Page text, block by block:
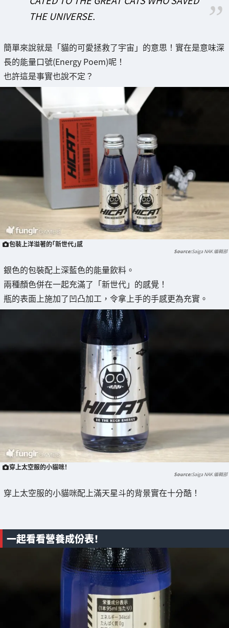
THE UNIVERSE.
簡單來說就是「貓的可愛拯救了宇宙」的意思！實在是意味深
長的能量口號(Energy Poem)呢！
也許這是事實也說不定？
包裝上洋溢著的「新世代」感
Saiga NAK 編輯部
銀色的包裝配上深藍色的能量飲料。
兩種顏色併在一起充滿了「新世代」的感覺！
瓶的表面上施加了凹凸加工，令拿上手的手感更為充實。
穿上太空服的小貓咪！
Saiga NAK 編輯部
穿上太空服的小貓咪配上滿天星斗的背景實在十分酷！
一起看看營養成份表！